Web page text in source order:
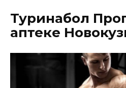
Туринабол
аптеке